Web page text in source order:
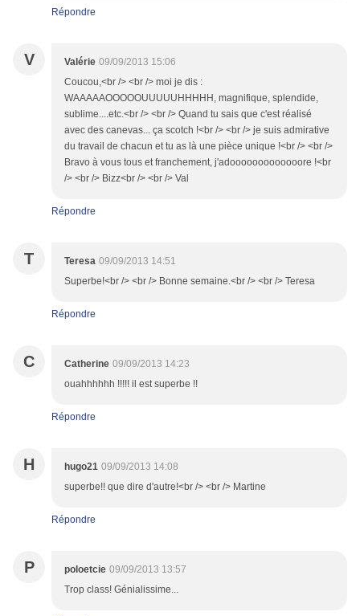
Répondre
V Valérie 09/09/2013 15:06
Coucou,<br /> <br /> moi je dis :
WAAAAAOOOOOUUUUUHHHHH, magnifique, splendide,
sublime....etc.<br /> <br /> Quand tu sais que c'est réalisé
avec des canevas... ça scotch !<br /> <br /> je suis admirative
du travail de chacun et tu as là une pièce unique !<br /> <br />
Bravo à vous tous et franchement, j'adooooooooooooore !<br
/> <br /> Bizz<br /> <br /> Val
Répondre
T Teresa 09/09/2013 14:51
Superbe!<br /> <br /> Bonne semaine.<br /> <br /> Teresa
Répondre
C Catherine 09/09/2013 14:23
ouahhhhhh !!!!! il est superbe !!
Répondre
H hugo21 09/09/2013 14:08
superbe!! que dire d'autre!<br /> <br /> Martine
Répondre
P poloetcie 09/09/2013 13:57
Trop class! Génialissime...